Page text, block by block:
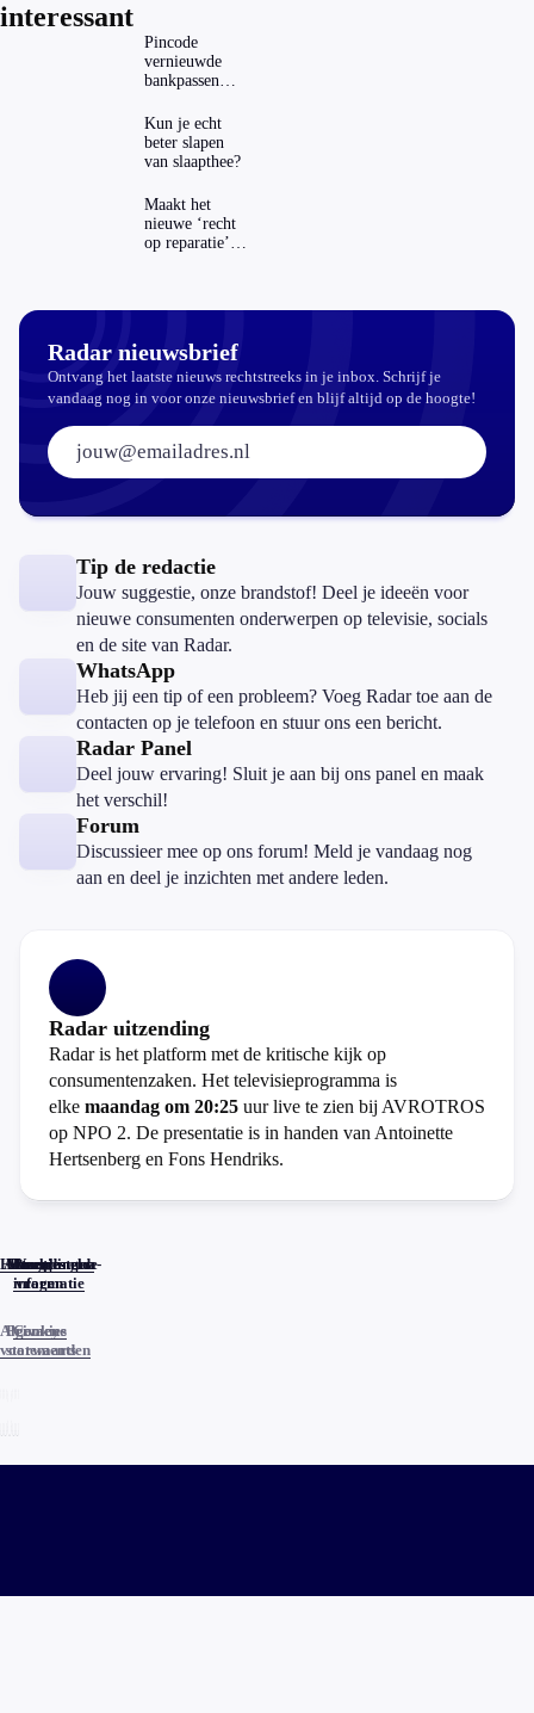
interessant
Pincode
vernieuwde
bankpassen
ING-app: is dat
wel veilig?
Kun je echt
beter slapen
van slaapthee?
Maakt het
nieuwe ‘recht
op reparatie’
Radar nieuwsbrief
Ontvang het laatste nieuws rechtstreeks in je inbox. Schrijf je
vandaag nog in voor onze nieuwsbrief en blijf altijd op de hoogte!
E-mailadres:
Tip de redactie
Jouw suggestie, onze brandstof! Deel je ideeën voor
nieuwe consumenten onderwerpen op televisie, socials
en de site van Radar.
WhatsApp
Heb jij een tip of een probleem? Voeg Radar toe aan de
contacten op je telefoon en stuur ons een bericht.
Radar Panel
Deel jouw ervaring! Sluit je aan bij ons panel en maak
het verschil!
Forum
Discussieer mee op ons forum! Meld je vandaag nog
aan en deel je inzichten met andere leden.
Radar uitzending
Radar is het platform met de kritische kijk op
consumentenzaken. Het televisieprogramma is
elke maandag om 20:25 uur live te zien bij AVROTROS
op NPO 2. De presentatie is in handen van Antoinette
Hertsenberg en Fons Hendriks.
Home
Actueel
Uitzendingen
Reacties
Programma-
informatie
Veelgestelde
vragen
Algemene
voorwaarden
Privacy
statements
Cookies